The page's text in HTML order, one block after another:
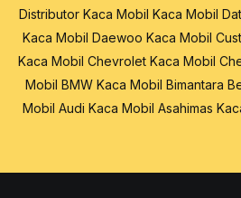
Distributor Kaca Mobil Kaca Mobil
Kaca Mobil Daewoo Kaca Mobil
Kaca Mobil Chevrolet Kaca Mobil
Mobil BMW Kaca Mobil Bimantara
Mobil Audi Kaca Mobil Asahimas